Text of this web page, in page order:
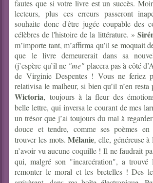
fautes que si votre livre est un succès.
lecteurs, plus ces erreurs passeront
souhaite donc d'être jugée coupable des
célèbres de l'histoire de la littérature. »
m’importe tant, m’affirma qu’il se moquait
que le livre demeurerait dans sa
(j’espère qu’il ne "me" placera pas à côté
de Virginie Despentes ! Vous ne feriez
relativisa le malheur, si bien qu’il n’en resta
Wictoria, toujours à la fleur des
belle lettre, qui inversa le courant de mes
un trésor que j’ai toujours du mal à
douce et tendre, comme ses poèmes en
trouver les mots.Mélanie, elle, généreuse à
n’avoir vu aucune coquille ! Il ne faudrait
qui, malgré son "incarcération", a trouvé
remonter le moral et les bretelles ! Des